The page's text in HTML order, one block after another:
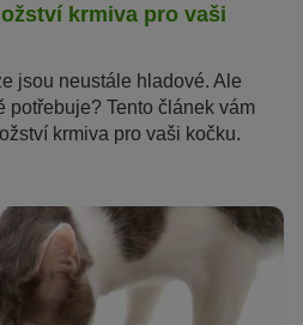
krmiva pro vaši
jsou neustále hladové. Ale
potřebuje? Tento článek vám
krmiva pro vaši kočku.